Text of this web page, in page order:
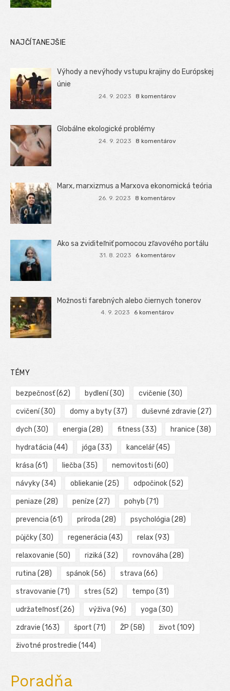
NAJČÍTANEJŠIE
Výhody a nevýhody vstupu krajiny do Európskej
únie
24. 9. 2023 8 komentárov
Globálne ekologické problémy
24. 9. 2023 8 komentárov
Marx, marxizmus a Marxova ekonomická teória
26. 9. 2023 8 komentárov
Ako sa zviditeľniť pomocou zľavového portálu
31. 8. 2023 6 komentárov
Možnosti farebných alebo čiernych tonerov
4. 9. 2023 6 komentárov
TÉMY
bezpečnosť(62) bydlení(30) cvičenie (30)
cvičení(30) domy a byty(37) duševné zdravie (27)
dych (30) energia (28) fitness (33) hranice (38)
hydratácia (44) jóga (33) kancelář(45)
krása (61) liečba (35) nemovitosti (60)
návyky(34) obliekanie (25) odpočinok(52)
peniaze (28) peníze (27) pohyb (71)
prevencia (61) príroda (28) psychológia (28)
půjčky(30) regenerácia (43) relax (93)
relaxovanie (50) riziká (32) rovnováha (28)
rutina (28) spánok(56) strava (66)
stravovanie (71) stres (52) tempo (31)
udržateľnosť(26) výživa (96) yoga (30)
zdravie (163) šport (71) ŽP (58) život (109)
životné prostredie (144)
Poradňa